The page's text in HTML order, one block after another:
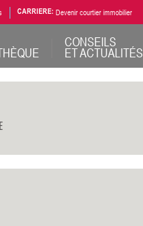
CARRIERE: Devenir courtier immobilier
CONSEILS
ET ACTUALITÉS